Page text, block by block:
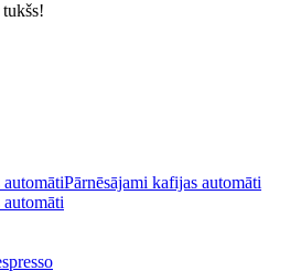
Pārnēsājami kafijas automāti